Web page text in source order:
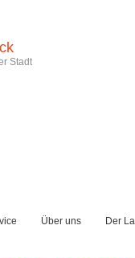
Stadt
Über uns Der